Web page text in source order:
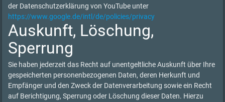
der Datenschutzerklärung von YouTube unter
https://www.google.de/intl/de/policies/privacy
Auskunft, Löschung,
Sperrung
Sie haben jederzeit das Recht auf unentgeltliche Auskunft über Ihre
gespeicherten personenbezogenen Daten, deren Herkunft und
Empfänger und den Zweck der Datenverarbeitung sowie ein Recht
auf Berichtigung, Sperrung oder Löschung dieser Daten. Hierzu